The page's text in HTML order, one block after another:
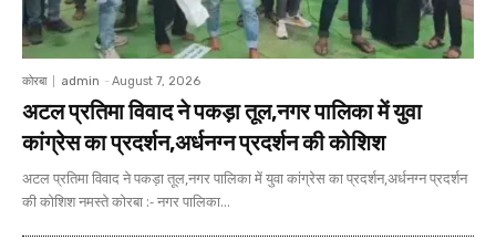
कोरबा admin - August 7, 2026
अटल प्रतिमा विवाद ने पकड़ा तूल,नगर पालिका में युवा
कांग्रेस का प्रदर्शन,अर्धनग्न प्रदर्शन की कोशिश
अटल प्रतिमा विवाद ने पकड़ा तूल,नगर पालिका में युवा कांग्रेस का प्रदर्शन,अर्धनग्न प्रदर्शन
की कोशिश नमस्ते कोरबा :- नगर पालिका...